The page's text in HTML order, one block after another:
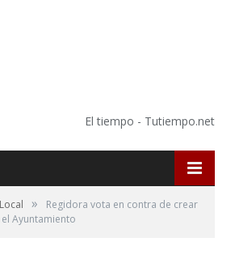
El tiempo - Tutiempo.net
Local »
Regidora vota en contra de crear
Ayuntamiento